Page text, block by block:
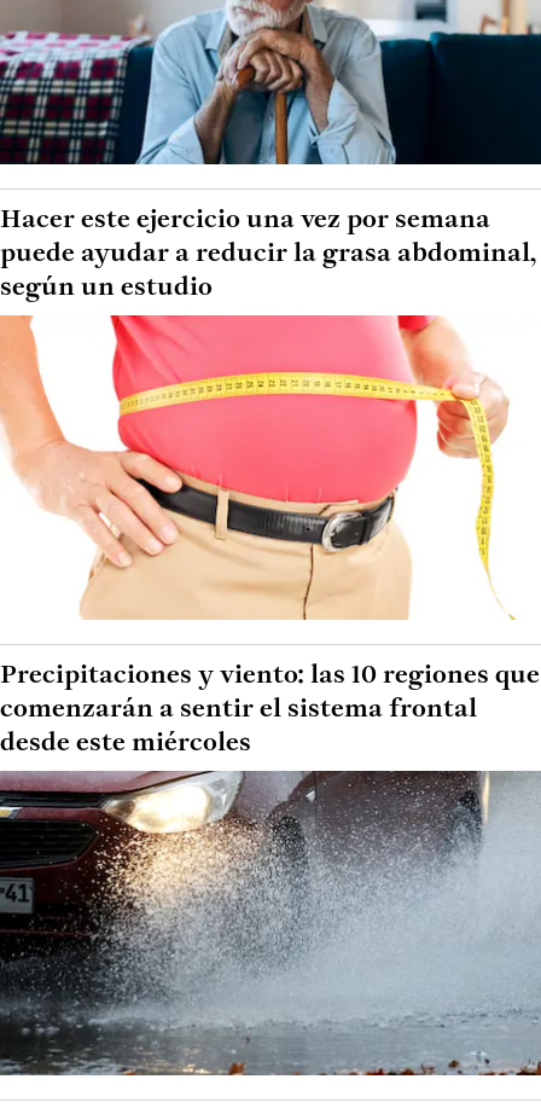
Hacer este ejercicio una vez por semana
puede ayudar a reducir la grasa abdominal,
según un estudio
Precipitaciones y viento: las 10 regiones que
comenzarán a sentir el sistema frontal
desde este miércoles